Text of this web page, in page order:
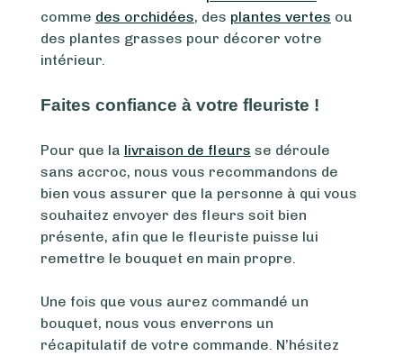
comme des orchidées, des plantes vertes ou
des plantes grasses pour décorer votre
intérieur.
Faites confiance à votre fleuriste !
Pour que la livraison de fleurs se déroule
sans accroc, nous vous recommandons de
bien vous assurer que la personne à qui vous
souhaitez envoyer des fleurs soit bien
présente, afin que le fleuriste puisse lui
remettre le bouquet en main propre.
Une fois que vous aurez commandé un
bouquet, nous vous enverrons un
récapitulatif de votre commande. N’hésitez